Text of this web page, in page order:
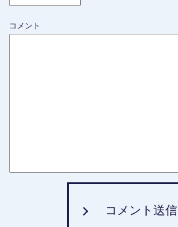
コメント
コメント送信